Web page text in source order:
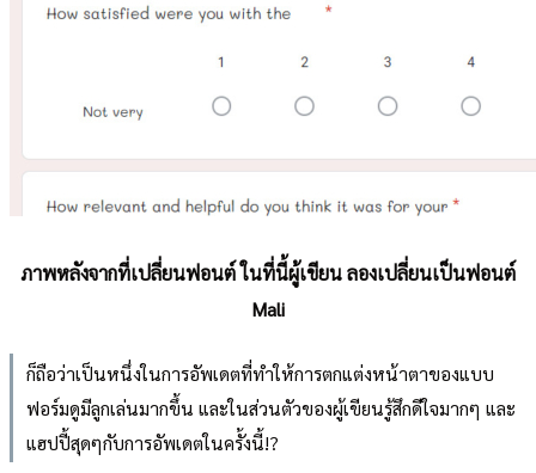
ภาพหลังจากที่เปลี่ยนฟอนต์ ในที่นี้ผู้เขียน ลองเปลี่ยนเป็นฟอนต์
Mali
ก็ถือว่าเป็นหนึ่งในการอัพเดตที่ทำให้การตกแต่งหน้าตาของแบบ
ฟอร์มดูมีลูกเล่นมากขึ้น และในส่วนตัวของผู้เขียนรู้สึกดีใจมากๆ และ
แฮปปี้สุดๆกับการอัพเดตในครั้งนี้!?